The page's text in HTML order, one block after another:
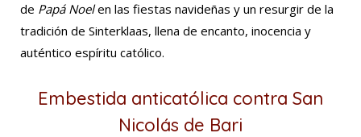
de Papá Noelen las fiestas navideñas y un resurgir de la
tradición de Sinterklaas, llena de encanto, inocencia y
auténtico espíritu católico.
Embestida anticatólica contra San
Nicolás de Bari